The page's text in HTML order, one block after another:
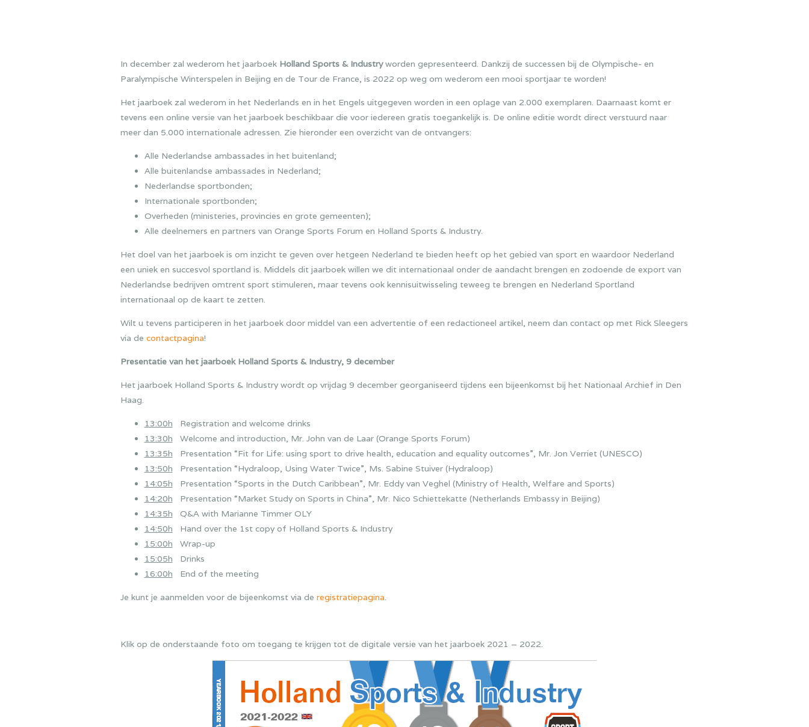
In december zal wederom het jaarboek Holland Sports & Industryworden gepresenteerd. Dankzij de successen bij de Olympische- en
Paralympische Winterspelen in Beijing en de Tour de France, is 2022 op weg om wederom een mooi sportjaar te worden!
Het jaarboek zal wederom in het Nederlands en in het Engels uitgegeven worden in een oplage van 2.000 exemplaren. Daarnaast komt er
tevens een online versie van het jaarboek beschikbaar die voor iedereen gratis toegankelijk is. De online editie wordt direct verstuurd naar
meer dan 5.000 internationale adressen. Zie hieronder een overzicht van de ontvangers:
Alle Nederlandse ambassades in het buitenland;
Alle buitenlandse ambassades in Nederland;
Nederlandse sportbonden;
Internationale sportbonden;
Overheden (ministeries, provincies en grote gemeenten);
Alle deelnemers en partners van Orange Sports Forum en Holland Sports & Industry.
Het doel van het jaarboek is om inzicht te geven over hetgeen Nederland te bieden heeft op het gebied van sport en waardoor Nederland
een uniek en succesvol sportland is. Middels dit jaarboek willen we dit internationaal onder de aandacht brengen en zodoende de export van
Nederlandse bedrijven omtrent sport stimuleren, maar tevens ook kennisuitwisseling teweeg te brengen en Nederland Sportland
internationaal op de kaart te zetten.
Wilt u tevens participeren in het jaarboek door middel van een advertentie of een redactioneel artikel, neem dan contact op met Rick Sleegers
via de contactpagina!
Presentatie van het jaarboek Holland Sports & Industry, 9 december
Het jaarboek Holland Sports & Industry wordt op vrijdag 9 december georganiseerd tijdens een bijeenkomst bij het Nationaal Archief in Den
Haag.
13:00h Registration and welcome drinks
13:30h Welcome and introduction, Mr. John van de Laar (Orange Sports Forum)
13:35h Presentation “Fit for Life: using sport to drive health, education and equality outcomes”, Mr. Jon Verriet (UNESCO)
13:50h Presentation “Hydraloop, Using Water Twice”, Ms. Sabine Stuiver (Hydraloop)
14:05h Presentation “Sports in the Dutch Caribbean”, Mr. Eddy van Veghel (Ministry of Health, Welfare and Sports)
14:20h Presentation “Market Study on Sports in China”, Mr. Nico Schiettekatte (Netherlands Embassy in Beijing)
14:35h Q&A with Marianne Timmer OLY
14:50h Hand over the 1st copy of Holland Sports & Industry
15:00h Wrap-up
15:05h Drinks
16:00h End of the meeting
Je kunt je aanmelden voor de bijeenkomst via de registratiepagina
Klik op de onderstaande foto om toegang te krijgen tot de digitale versie van het jaarboek 2021 – 2022.